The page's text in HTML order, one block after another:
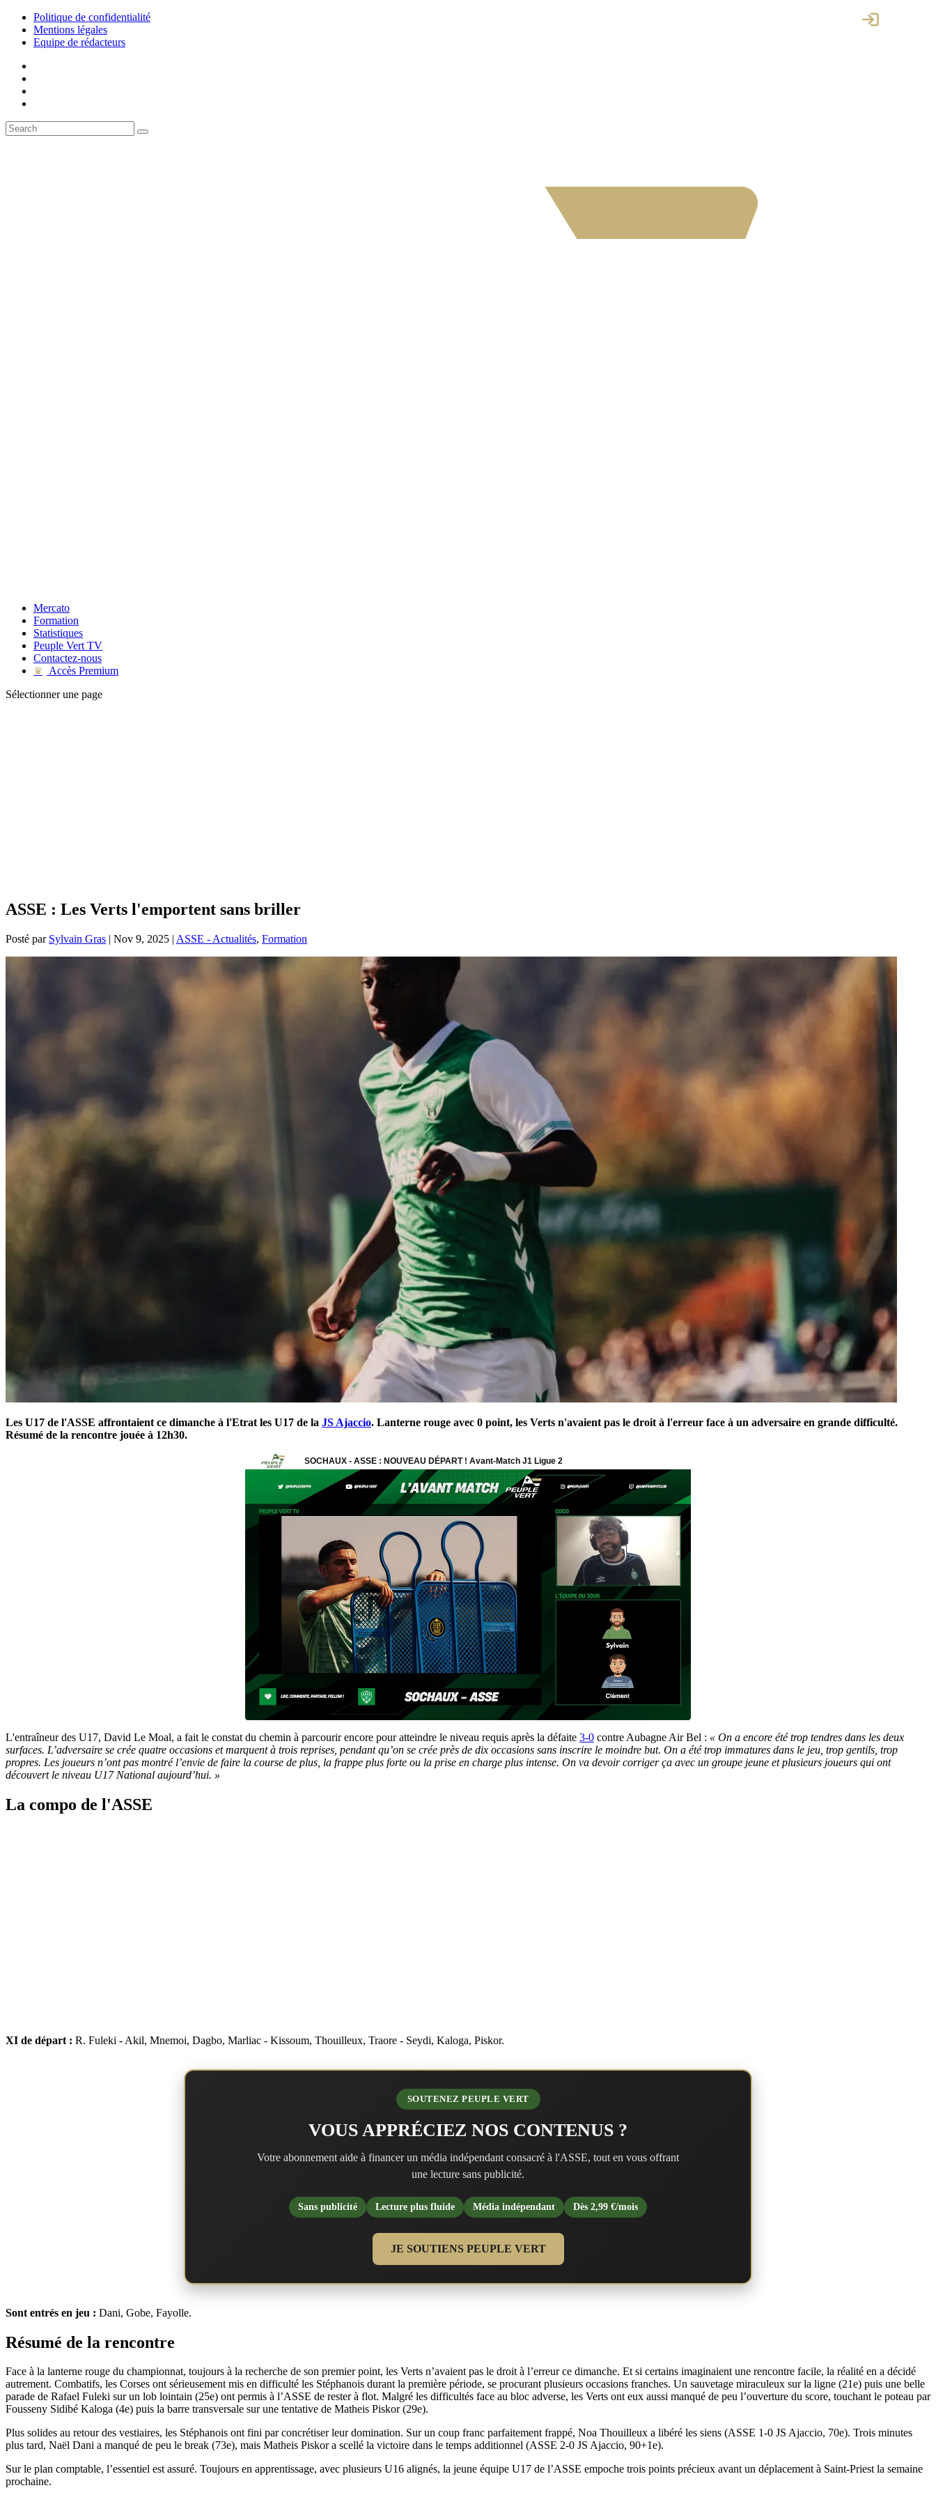
Politique de confidentialité
Mentions légales
Equipe de rédacteurs
Mercato
Formation
Statistiques
Peuple Vert TV
Contactez-nous
♛
Accès Premium
Sélectionner une page
ASSE : Les Verts l'emportent sans briller
Posté par Sylvain Gras | Nov 9, 2025 | ASSE - Actualités, Formation
Les U17 de l'ASSE affrontaient ce dimanche à l'Etrat les U17 de la JS Ajaccio. Lanterne rouge avec 0 point, les Verts n'avaient pas le droit à l'erreur face à un adversaire en grande difficulté.
Résumé de la rencontre jouée à 12h30.
L'entraîneur des U17, David Le Moal, a fait le constat du chemin à parcourir encore pour atteindre le niveau requis après la défaite 3-0 contre Aubagne Air Bel : « On a encore été trop tendres dans les deux
surfaces. L’adversaire se crée quatre occasions et marquent à trois reprises, pendant qu’on se crée près de dix occasions sans inscrire le moindre but. On a été trop immatures dans le jeu, trop gentils, trop
propres. Les joueurs n’ont pas montré l’envie de faire la course de plus, la frappe plus forte ou la prise en charge plus intense. On va devoir corriger ça avec un groupe jeune et plusieurs joueurs qui ont
découvert le niveau U17 National aujourd’hui. »
La compo de l'ASSE
XI de départ : R. Fuleki - Akil, Mnemoi, Dagbo, Marliac - Kissoum, Thouilleux, Traore - Seydi, Kaloga, Piskor.
SOUTENEZ PEUPLE VERT
VOUS APPRÉCIEZ NOS CONTENUS ?
Votre abonnement aide à financer un média indépendant consacré à l'ASSE, tout en vous offrant
une lecture sans publicité.
Sans publicité Lecture plus fluide Média indépendant Dès 2,99 €/mois
JE SOUTIENS PEUPLE VERT
Sont entrés en jeu : Dani, Gobe, Fayolle.
Résumé de la rencontre
Face à la lanterne rouge du championnat, toujours à la recherche de son premier point, les Verts n’avaient pas le droit à l’erreur ce dimanche. Et si certains imaginaient une rencontre facile, la réalité en a décidé
autrement. Combatifs, les Corses ont sérieusement mis en difficulté les Stéphanois durant la première période, se procurant plusieurs occasions franches. Un sauvetage miraculeux sur la ligne (21e) puis une belle
parade de Rafael Fuleki sur un lob lointain (25e) ont permis à l’ASSE de rester à flot. Malgré les difficultés face au bloc adverse, les Verts ont eux aussi manqué de peu l’ouverture du score, touchant le poteau par
Fousseny Sidibé Kaloga (4e) puis la barre transversale sur une tentative de Matheis Piskor (29e).
Plus solides au retour des vestiaires, les Stéphanois ont fini par concrétiser leur domination. Sur un coup franc parfaitement frappé, Noa Thouilleux a libéré les siens (ASSE 1-0 JS Ajaccio, 70e). Trois minutes
plus tard, Naël Dani a manqué de peu le break (73e), mais Matheis Piskor a scellé la victoire dans le temps additionnel (ASSE 2-0 JS Ajaccio, 90+1e).
Sur le plan comptable, l’essentiel est assuré. Toujours en apprentissage, avec plusieurs U16 alignés, la jeune équipe U17 de l’ASSE empoche trois points précieux avant un déplacement à Saint-Priest la semaine
prochaine.